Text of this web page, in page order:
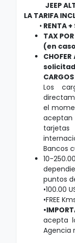
JEEP
LA TARIFA
• RENTA +
TAX
(en
Los
el
aceptan
Bancos
10-
puntos
•100.00
•FREE
acepta
Agencia